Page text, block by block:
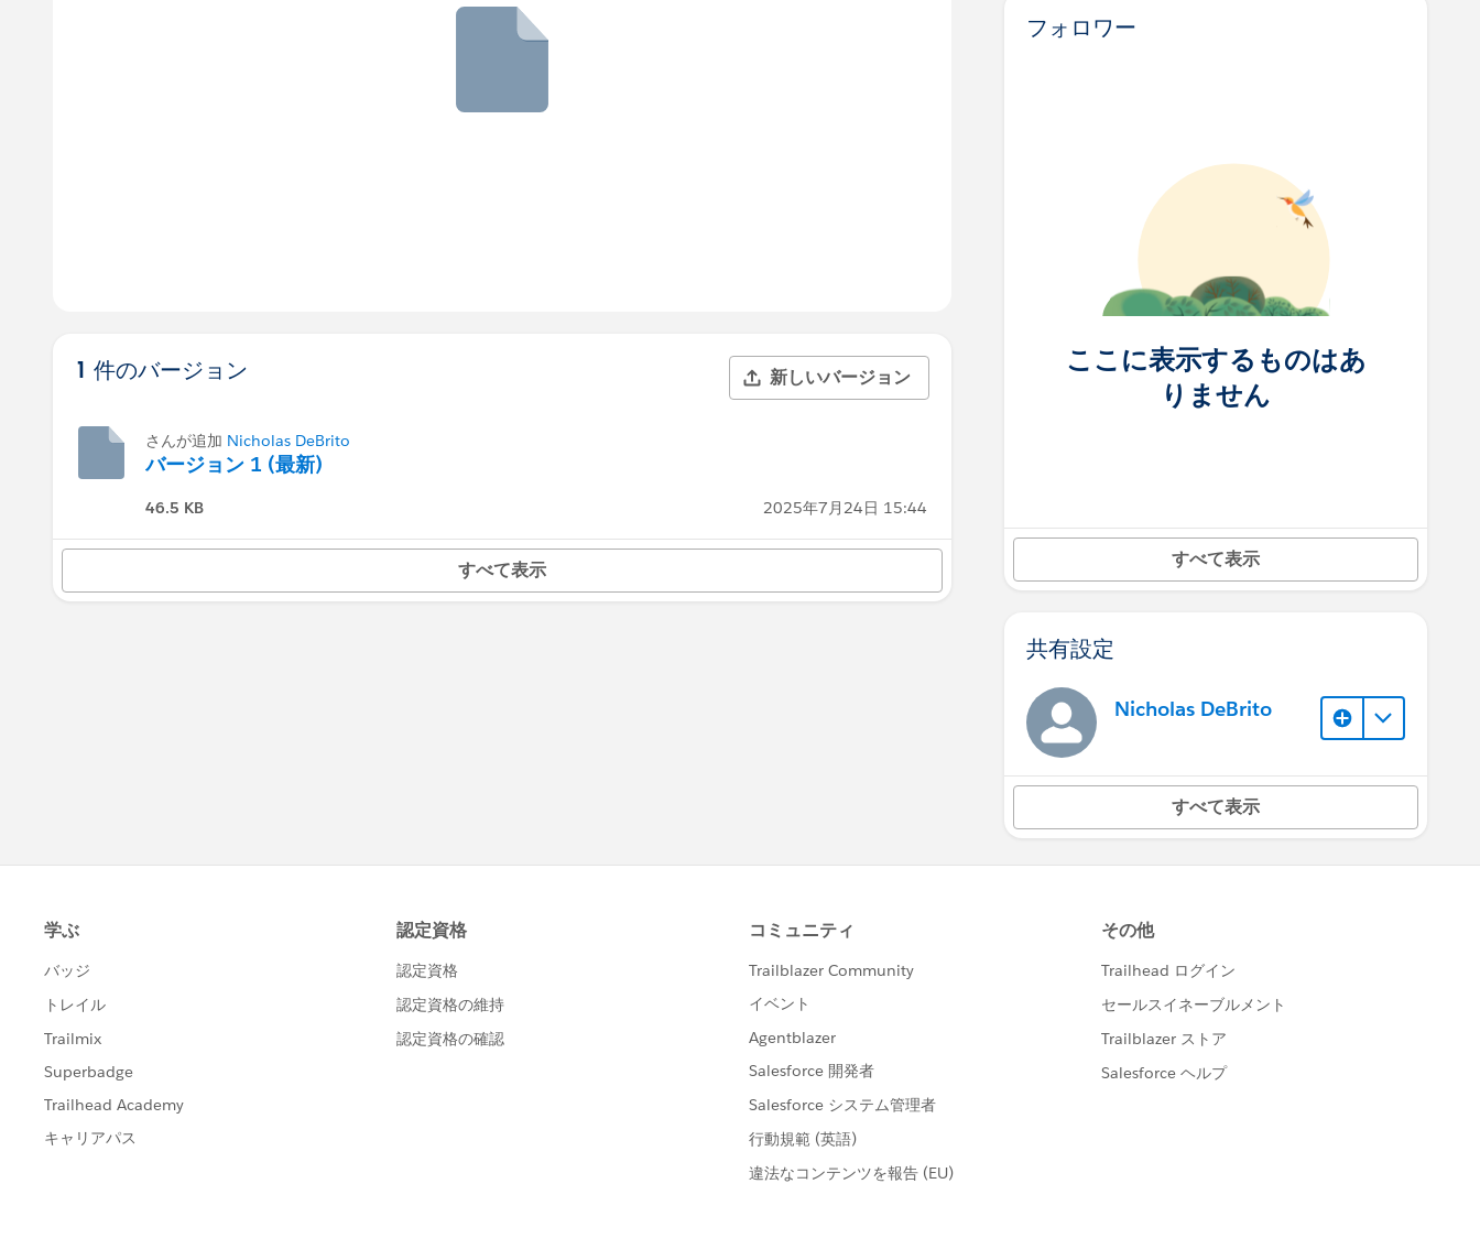
1 件のバージョン 新しいバージョン
さんが追加 Nicholas DeBrito
バージョン 1 (最新)
46.5 KB 2025年7月24日 15:44
すべて表示
フォロワー
ここに表示するものはあ
りません
すべて表示
共有設定
Nicholas DeBrito
すべて表示